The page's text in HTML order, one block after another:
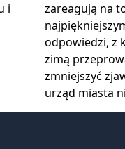
i
zareagują na
odpowiedzi, z
zimą
zmniejszyć
urząd miasta